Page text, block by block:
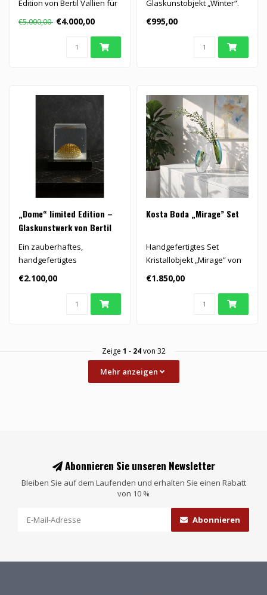
Edition von Bertil Vallien für
Kosta Boda (6..
€5.000,00 €4.000,00
Glaskunstobjekt „Winter“.
€995,00
„Dome“ limited Edition –
Glaskunstwerk von Bertil
Ein zauberhaftes,
handgefertigtes
Kunstobjekt aus Glas in
einer limitierten Aufl..
€2.100,00
Kosta Boda „Mirage” Set
Handgefertigtes Set
Kristallobjekt „Mirage” von
Göran Wärff für Kosta Bod..
€1.850,00
Zeige 1 - 24von 32
Mehr anzeigen
Abonnieren Sie unseren Newsletter
Bleiben Sie auf dem Laufenden und erhalten Sie einen Rabatt
von 10 %
Abonnieren